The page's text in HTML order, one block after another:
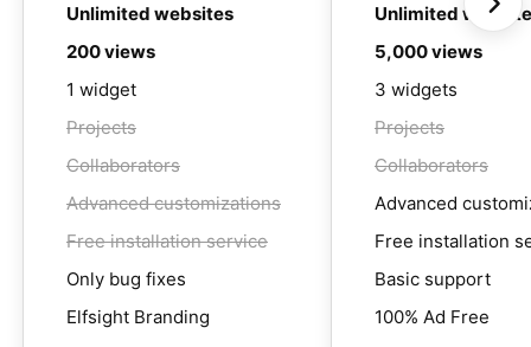
Unlimited websites
200 views
1 widget
Projects
Collaborators
Advanced customizations
Free installation service
Only bug fixes
Elfsight Branding
Unlimited
5,000 views
3 widgets
Projects
Collaborators
Advanced
Free installation
Basic support
100% Ad Free